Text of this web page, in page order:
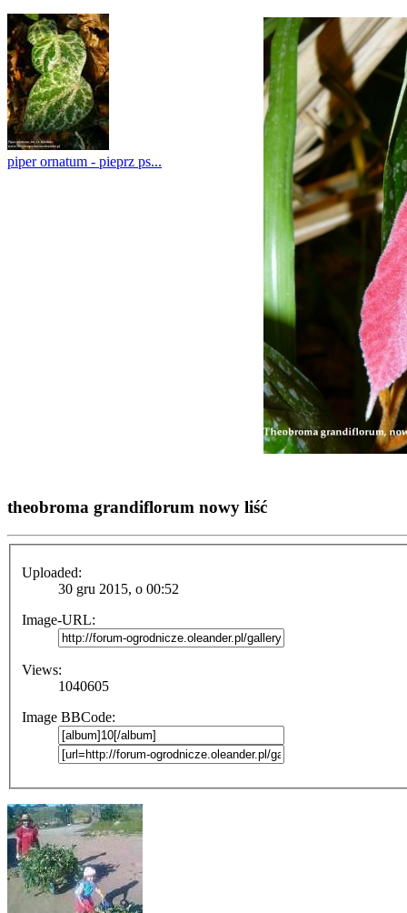
piper ornatum - pieprz ps...
theobroma grandiflorum nowy liść
Uploaded:
30 gru 2015, o 00:52
Image-URL:
Views:
1040605
Image BBCode: